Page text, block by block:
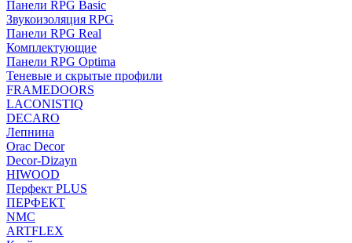
Панели RPG Basic
Звукоизоляция RPG
Панели RPG Real
Комплектующие
Панели RPG Optima
Теневые и скрытые профили
FRAMEDOORS
LACONISTIQ
DECARO
Лепнина
Orac Decor
Decor-Dizayn
HIWOOD
Перфект PLUS
ПЕРФЕКТ
NMC
ARTFLEX